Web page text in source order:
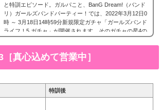
と特訓エピソード。ガルパこと、BanG Dream!（バンド
リ）ガールズバンドパーティー！では、2022年3月12日0
時 ～ 3月18日14時59分新規限定ガチャ「ガールズバンド
ライフ！5 ガチャ」が開催されます。そのガチャの星4の
A！輪！］。今回は、奥沢美咲 星4［わ！ワ！WA！
拡大...
真心込めて営業中］
特訓後